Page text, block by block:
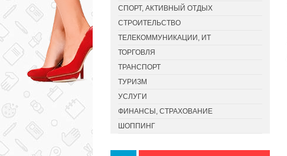
СПОРТ, АКТИВНЫЙ ОТДЫХ
СТРОИТЕЛЬСТВО
ТЕЛЕКОММУНИКАЦИИ, ИТ
ТОРГОВЛЯ
ТРАНСПОРТ
ТУРИЗМ
УСЛУГИ
ФИНАНСЫ, СТРАХОВАНИЕ
ШОППИНГ